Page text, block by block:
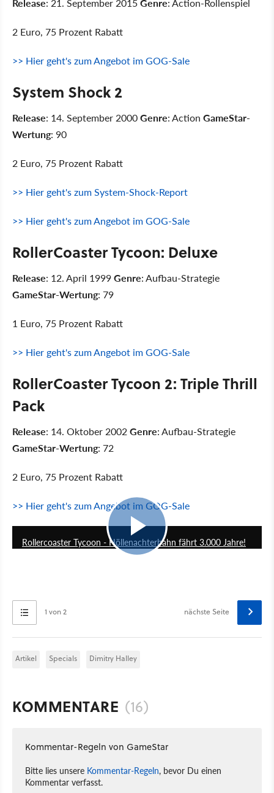
2 Euro, 75 Prozent Rabatt
>> Hier geht's zum Angebot im GOG-Sale
System Shock 2
Release: 14. September 2000Genre: Action GameStar-
Wertung: 90
2 Euro, 75 Prozent Rabatt
>> Hier geht's zum System-Shock-Report
>> Hier geht's zum Angebot im GOG-Sale
RollerCoaster Tycoon: Deluxe
Release: 12. April 1999Genre: Aufbau-Strategie
GameStar-Wertung: 79
1 Euro, 75 Prozent Rabatt
>> Hier geht's zum Angebot im GOG-Sale
RollerCoaster Tycoon 2: Triple Thrill
Pack
Release: 14. Oktober 2002Genre: Aufbau-Strategie
GameStar-Wertung: 72
2 Euro, 75 Prozent Rabatt
>> Hier geht's zum Angebot im GOG-Sale
Rollercoaster Tycoon - Höllenachterbahn fährt 3.000 Jahre!
1 von 2 nächste Seite
Artikel Specials Dimitry Halley
KOMMENTARE (16)
Kommentar-Regeln von GameStar
Bitte lies unsere Kommentar-Regeln, bevor Du einen
Kommentar verfasst.